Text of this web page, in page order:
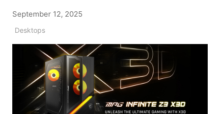
September 12, 2025
Desktops